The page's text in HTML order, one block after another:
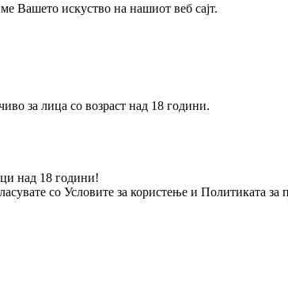
Вашето искуство на нашиот веб сајт.
за лица со возраст над 18 години.
над 18 години!
со Условите за користење и Политиката за